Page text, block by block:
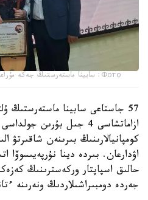
Фото: سابينا ماستەرستىڭ جەكە مۇراعاتىنان
57 جاستاعى سابينا ماستەرستىڭ
ازاماتشاسى 4 جىل بۇرىن
كومپانيالارىنىڭ بىرىنەن شاقىرتۋ
اۋدارعان. بىردە دينا نۇرپەيىسوۆا
حالىق اسپاپتار وركەسترىنىڭ
جەردە دومبىراشىلاردىڭ ونەرىنە